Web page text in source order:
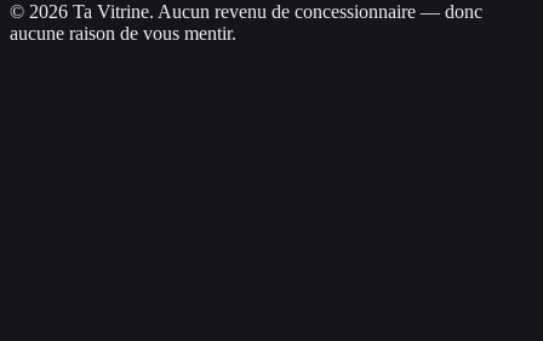
© 2026 Ta Vitrine. Aucun revenu de concessionnaire — donc
aucune raison de vous mentir.